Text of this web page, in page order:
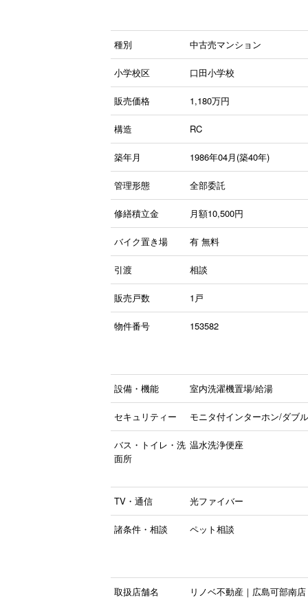
種別 中古売マンション
小学校区 口田小学校
販売価格 1,180万円
構造 RC
築年月 1986年04月(築40年)
管理形態 全部委託
修繕積立金 月額10,500円
バイク置き場 有無料
引渡 相談
販売戸数 1戸
物件番号 153582
設備・機能 室内洗濯機置場/給湯
セキュリティー モニタ付インターホン/ダブ
バス・トイレ・洗
面所
温水洗浄便座
TV・通信 光ファイバー
諸条件・相談 ペット相談
取扱店舗名 リノベ不動産｜広島可部南店